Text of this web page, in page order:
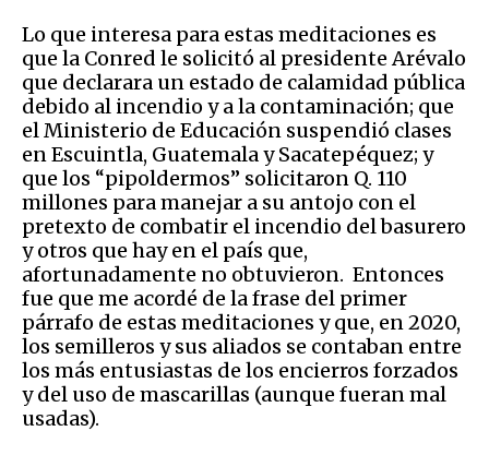
Lo que interesa para estas meditaciones es
que la Conred le solicitó al presidente Arévalo
que declarara un estado de calamidad pública
debido al incendio y a la contaminación; que
el Ministerio de Educación suspendió clases
en Escuintla, Guatemala y Sacatepéquez; y
que los “pipoldermos” solicitaron Q. 110
millones para manejar a su antojo con el
pretexto de combatir el incendio del basurero
y otros que hay en el país que,
afortunadamente no obtuvieron. Entonces
fue que me acordé de la frase del primer
párrafo de estas meditaciones y que, en 2020,
los semilleros y sus aliados se contaban entre
los más entusiastas de los encierros forzados
y del uso de mascarillas (aunque fueran mal
usadas).